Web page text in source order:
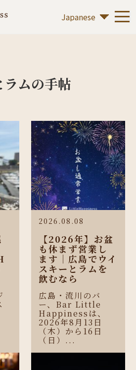
ラムの手帖
2026.08.08
【2026年】お盆
も休まず営業し
ます｜広島でウイ
スキーとラムを
飲むなら
広島・流川のバ
ー、Bar Little
Happinessは、
2026年8月13日
（木）から16日
（日）...